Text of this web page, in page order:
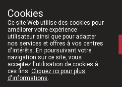
011/610300
Aujourd'hui A présent
Cookies
Ce site Web utilise des cookies pour
améliorer votre expérience
utilisateur ainsi que pour adapter
nos services et offres à vos centres
d'intérêts. En poursuivant votre
navigation sur ce site, vous
acceptez l'utilisation de cookies à
ces fins. Cliquez ici pour plus
d'informations.